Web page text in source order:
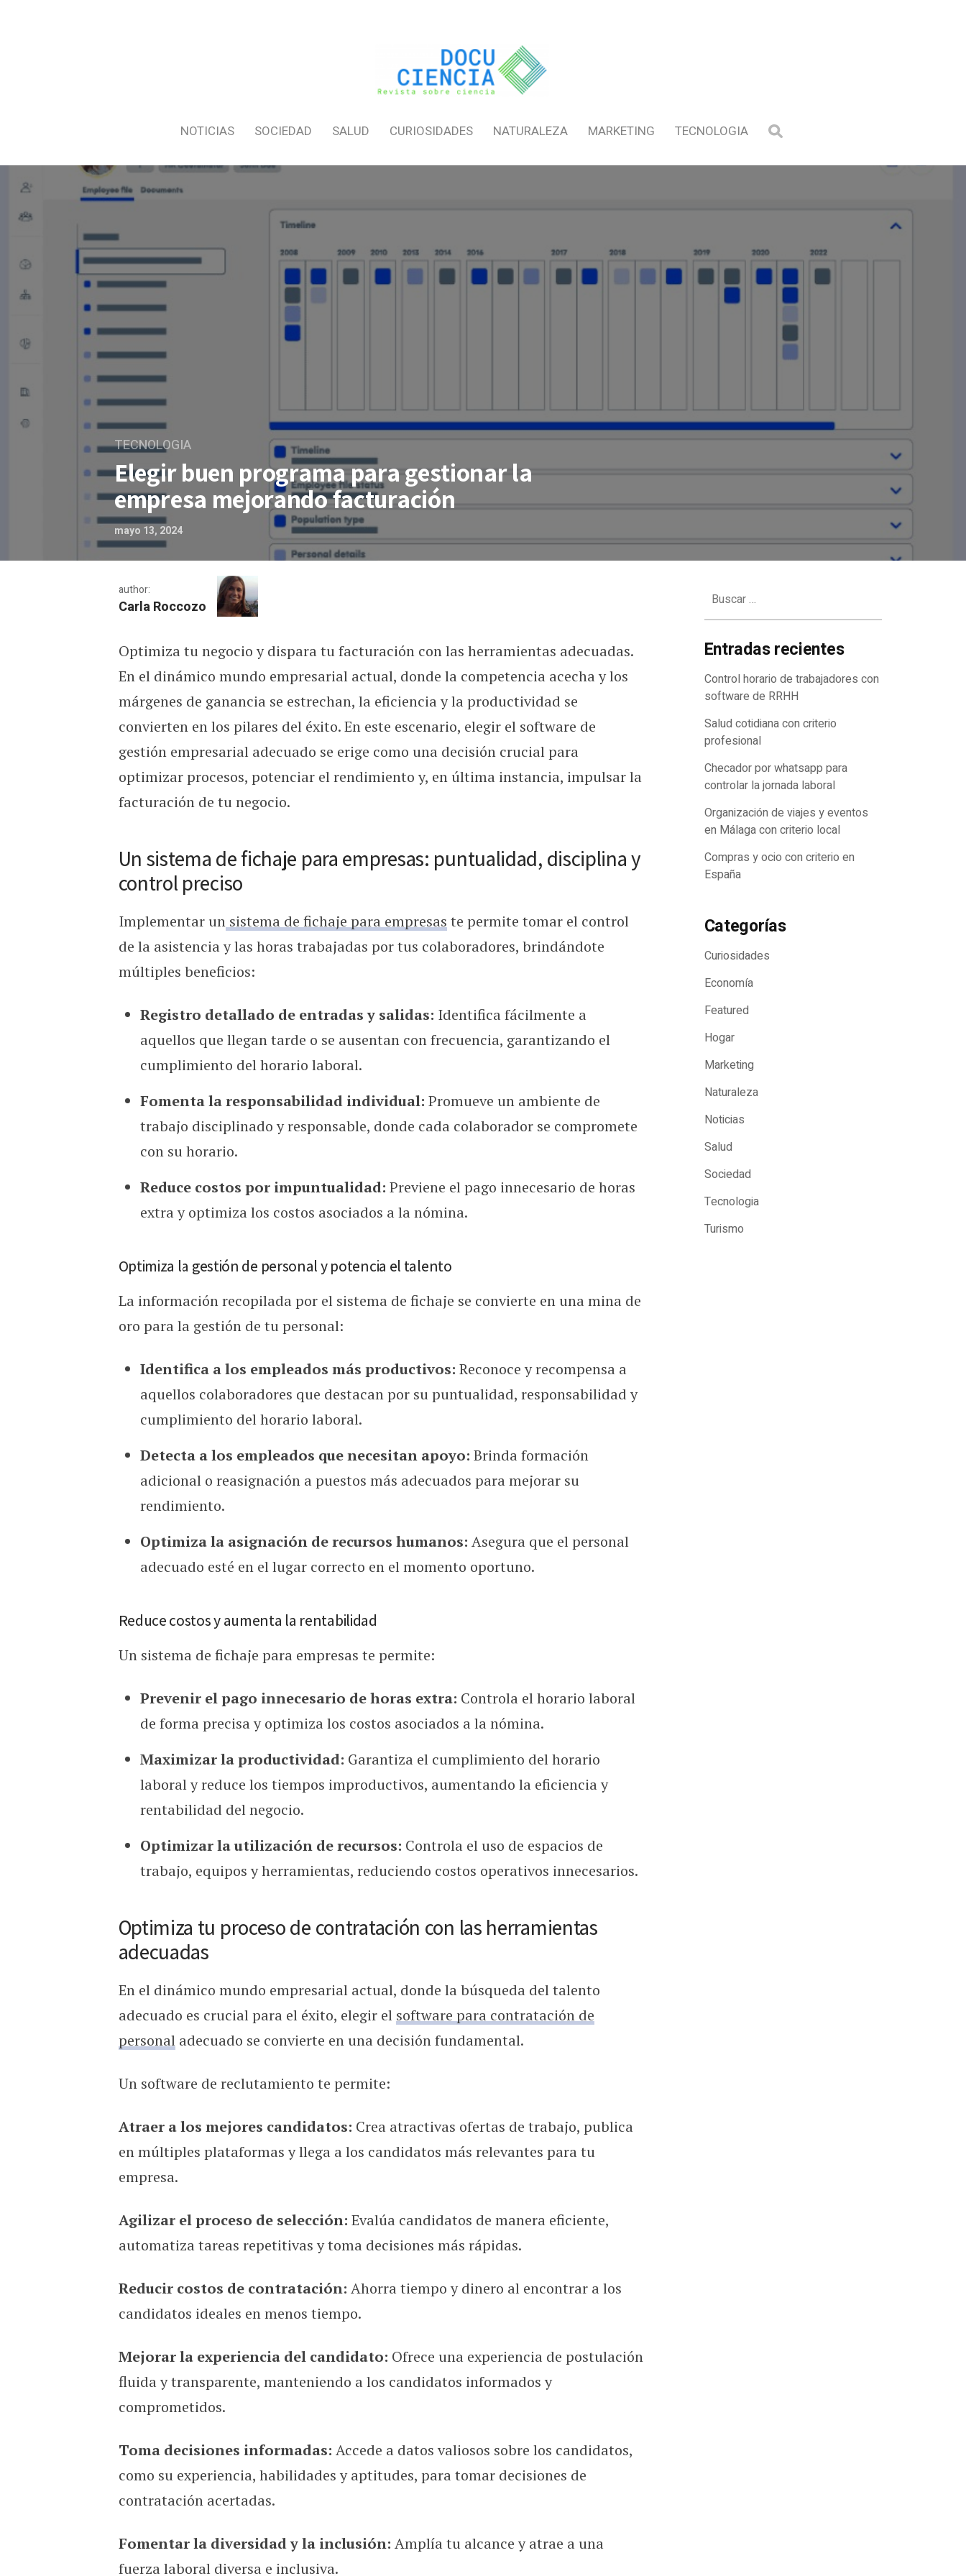
NOTICIAS SOCIEDAD SALUD CURIOSIDADES NATURALEZA MARKETING TECNOLOGIA
TECNOLOGIA
Elegir buen programa para gestionar la
empresa mejorando facturación
mayo 13, 2024
author:
Carla Roccozo
Elegir buen programa para gestionar la empresa mejorando facturación
Optimiza tu negocio y dispara tu facturación con las herramientas adecuadas.
En el dinámico mundo empresarial actual, donde la competencia acecha y los
márgenes de ganancia se estrechan, la eficiencia y la productividad se
convierten en los pilares del éxito. En este escenario, elegir el software de
gestión empresarial adecuado se erige como una decisión crucial para
optimizar procesos, potenciar el rendimiento y, en última instancia, impulsar la
facturación de tu negocio.
Un sistema de fichaje para empresas: puntualidad, disciplina y
control preciso
Implementar unsistema de fichaje para empresas te permite tomar el control
de la asistencia y las horas trabajadas por tus colaboradores, brindándote
múltiples beneficios:
Registro detallado de entradas y salidas: Identifica fácilmente a
aquellos que llegan tarde o se ausentan con frecuencia, garantizando el
cumplimiento del horario laboral.
Fomenta la responsabilidad individual: Promueve un ambiente de
trabajo disciplinado y responsable, donde cada colaborador se compromete
con su horario.
Reduce costos por impuntualidad: Previene el pago innecesario de horas
extra y optimiza los costos asociados a la nómina.
Optimiza la gestión de personal y potencia el talento
La información recopilada por el sistema de fichaje se convierte en una mina de
oro para la gestión de tu personal:
Identifica a los empleados más productivos: Reconoce y recompensa a
aquellos colaboradores que destacan por su puntualidad, responsabilidad y
cumplimiento del horario laboral.
Detecta a los empleados que necesitan apoyo: Brinda formación
adicional o reasignación a puestos más adecuados para mejorar su
rendimiento.
Optimiza la asignación de recursos humanos: Asegura que el personal
adecuado esté en el lugar correcto en el momento oportuno.
Reduce costos y aumenta la rentabilidad
Un sistema de fichaje para empresas te permite:
Prevenir el pago innecesario de horas extra: Controla el horario laboral
de forma precisa y optimiza los costos asociados a la nómina.
Maximizar la productividad: Garantiza el cumplimiento del horario
laboral y reduce los tiempos improductivos, aumentando la eficiencia y
rentabilidad del negocio.
Optimizar la utilización de recursos: Controla el uso de espacios de
trabajo, equipos y herramientas, reduciendo costos operativos innecesarios.
Optimiza tu proceso de contratación con las herramientas
adecuadas
En el dinámico mundo empresarial actual, donde la búsqueda del talento
adecuado es crucial para el éxito, elegir el software para contratación de
personaladecuado se convierte en una decisión fundamental.
Un software de reclutamiento te permite:
Atraer a los mejores candidatos: Crea atractivas ofertas de trabajo, publica
en múltiples plataformas y llega a los candidatos más relevantes para tu
empresa.
Agilizar el proceso de selección: Evalúa candidatos de manera eficiente,
automatiza tareas repetitivas y toma decisiones más rápidas.
Reducir costos de contratación: Ahorra tiempo y dinero al encontrar a los
candidatos ideales en menos tiempo.
Mejorar la experiencia del candidato: Ofrece una experiencia de postulación
fluida y transparente, manteniendo a los candidatos informados y
comprometidos.
Toma decisiones informadas: Accede a datos valiosos sobre los candidatos,
como su experiencia, habilidades y aptitudes, para tomar decisiones de
contratación acertadas.
Fomentar la diversidad y la inclusión: Amplía tu alcance y atrae a una
fuerza laboral diversa e inclusiva.
Entradas recientes
Control horario de trabajadores con
software de RRHH
Salud cotidiana con criterio
profesional
Checador por whatsapp para
controlar la jornada laboral
Organización de viajes y eventos
en Málaga con criterio local
Compras y ocio con criterio en
España
Categorías
Curiosidades
Economía
Featured
Hogar
Marketing
Naturaleza
Noticias
Salud
Sociedad
Tecnologia
Turismo